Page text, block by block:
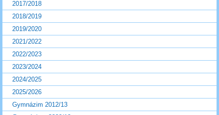
2017/2018
2018/2019
2019/2020
2021/2022
2022/2023
2023/2024
2024/2025
2025/2026
Gymnázim 2012/13